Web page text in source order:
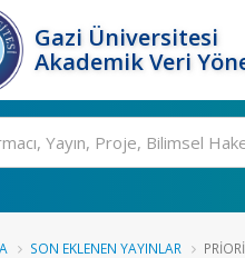
Gazi Üniversitesi
Akademik Veri
SON EKLENEN YAYINLAR